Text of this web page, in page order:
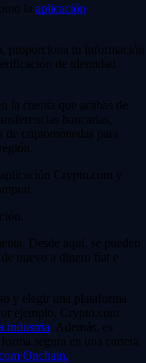
la aplicación
proporciona tu información
de identidad
la cuenta que acabas de
bancarias,
de criptomonedas para
Crypto.com y
Desde aquí, se pueden
nuevo a dinero fíat e
y elegir una plataforma
ejemplo, Crypto.com
industria . Además, es
segura en una cartera
Onchain.